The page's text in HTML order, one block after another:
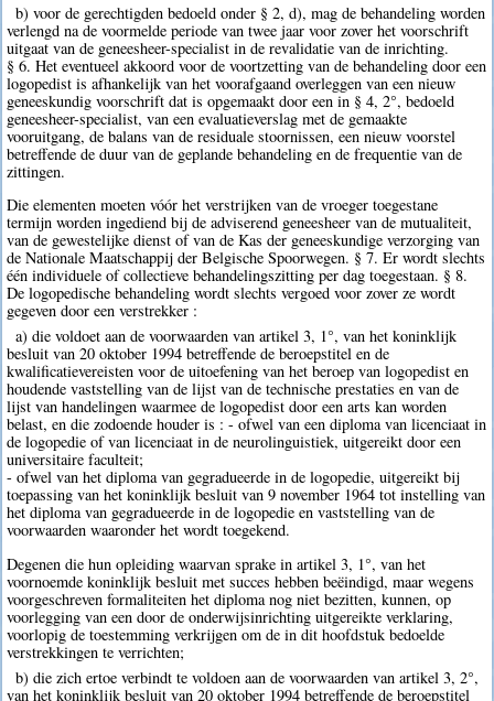
b) voor de gerechtigden bedoeld onder § 2, d), mag de behandeling worden
verlengd na de voormelde periode van twee jaar voor zover het voorschrift
uitgaat van de geneesheer-specialist in de revalidatie van de inrichting.
§ 6. Het eventueel akkoord voor de voortzetting van de behandeling door een
logopedist is afhankelijk van het voorafgaand overleggen van een nieuw
geneeskundig voorschrift dat is opgemaakt door een in § 4, 2°, bedoeld
geneesheer-specialist, van een evaluatieverslag met de gemaakte
vooruitgang, de balans van de residuale stoornissen, een nieuw voorstel
betreffende de duur van de geplande behandeling en de frequentie van de
zittingen.
Die elementen moeten vóór het verstrijken van de vroeger toegestane
termijn worden ingediend bij de adviserend geneesheer van de mutualiteit,
van de gewestelijke dienst of van de Kas der geneeskundige verzorging van
de Nationale Maatschappij der Belgische Spoorwegen. § 7. Er wordt slechts
één individuele of collectieve behandelingszitting per dag toegestaan. § 8.
De logopedische behandeling wordt slechts vergoed voor zover ze wordt
gegeven door een verstrekker :
a) die voldoet aan de voorwaarden van artikel 3, 1°, van het koninklijk
besluit van 20 oktober 1994 betreffende de beroepstitel en de
kwalificatievereisten voor de uitoefening van het beroep van logopedist en
houdende vaststelling van de lijst van de technische prestaties en van de
lijst van handelingen waarmee de logopedist door een arts kan worden
belast, en die zodoende houder is : - ofwel van een diploma van licenciaat in
de logopedie of van licenciaat in de neurolinguistiek, uitgereikt door een
universitaire faculteit;
- ofwel van het diploma van gegradueerde in de logopedie, uitgereikt bij
toepassing van het koninklijk besluit van 9 november 1964 tot instelling van
het diploma van gegradueerde in de logopedie en vaststelling van de
voorwaarden waaronder het wordt toegekend.
Degenen die hun opleiding waarvan sprake in artikel 3, 1°, van het
voornoemde koninklijk besluit met succes hebben beëindigd, maar wegens
voorgeschreven formaliteiten het diploma nog niet bezitten, kunnen, op
voorlegging van een door de onderwijsinrichting uitgereikte verklaring,
voorlopig de toestemming verkrijgen om de in dit hoofdstuk bedoelde
verstrekkingen te verrichten;
b) die zich ertoe verbindt te voldoen aan de voorwaarden van artikel 3, 2°,
van het koninklijk besluit van 20 oktober 1994 betreffende de beroepstitel